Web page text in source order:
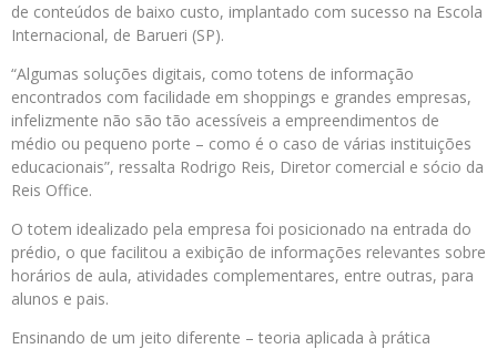
de conteúdos de baixo custo, implantado com sucesso na Escola
Internacional, de Barueri (SP).
“Algumas soluções digitais, como totens de informação
encontrados com facilidade em shoppings e grandes empresas,
infelizmente não são tão acessíveis a empreendimentos de
médio ou pequeno porte – como é o caso de várias instituições
educacionais”, ressalta Rodrigo Reis, Diretor comercial e sócio da
Reis Office.
O totem idealizado pela empresa foi posicionado na entrada do
prédio, o que facilitou a exibição de informações relevantes sobre
horários de aula, atividades complementares, entre outras, para
alunos e pais.
Ensinando de um jeito diferente – teoria aplicada à prática